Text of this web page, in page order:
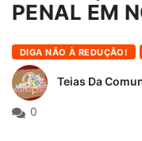
PENAL EM
DIGA NÃO À REDUÇÃO!
Teias Da
0